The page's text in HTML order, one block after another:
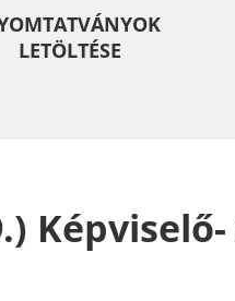
LETÖLTÉSE